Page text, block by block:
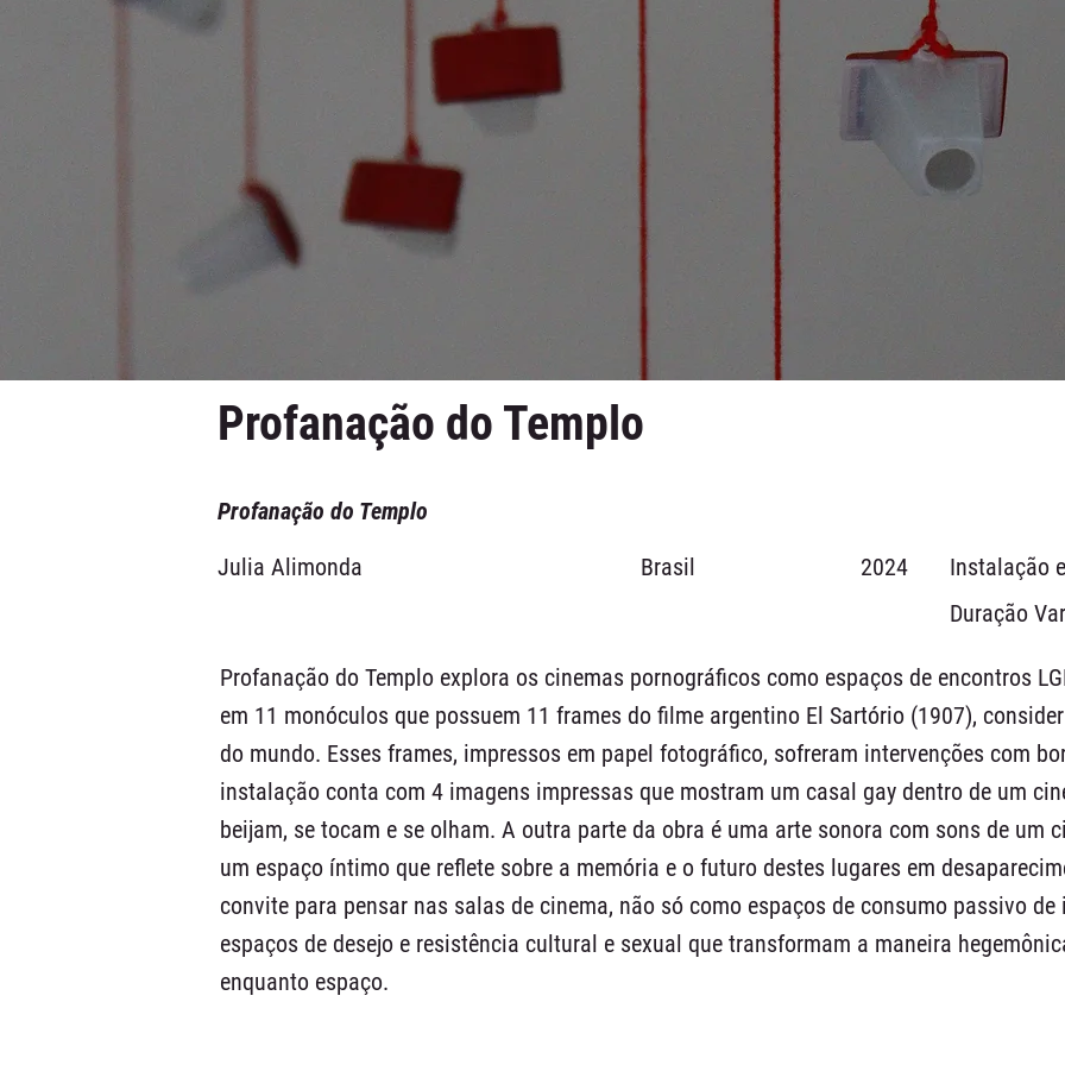
Profanação do Templo
Profanação do Templo
Julia Alimonda
Brasil 2024
Instalação
Duração
Profanação do Templo explora os cinemas pornográficos como espaços de encontros
em 11 monóculos que possuem 11 frames do filme argentino El Sartório (1907),
do mundo. Esses frames, impressos em papel fotográfico, sofreram intervenções com
instalação conta com 4 imagens impressas que mostram um casal gay dentro de um
beijam, se tocam e se olham. A outra parte da obra é uma arte sonora com sons de um
um espaço íntimo que reflete sobre a memória e o futuro destes lugares em
convite para pensar nas salas de cinema, não só como espaços de consumo passivo
espaços de desejo e resistência cultural e sexual que transformam a maneira
enquanto espaço.